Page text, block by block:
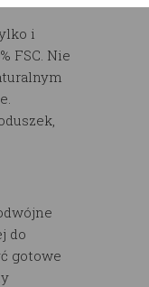
i
FSC. Nie
do
gotowe